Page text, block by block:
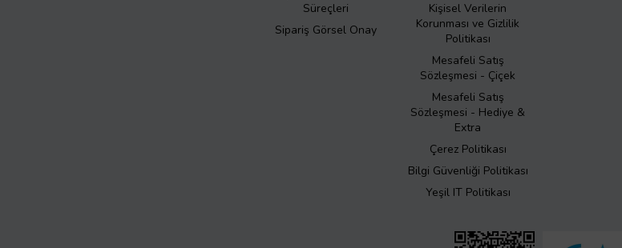
Süreçleri
Sipariş Görsel Onay
Kişisel Verilerin
Korunması ve Gizlilik
Politikası
Mesafeli Satış
Sözleşmesi - Çiçek
Mesafeli Satış
Sözleşmesi - Hediye &
Extra
Çerez Politikası
Bilgi Güvenliği Politikası
Yeşil IT Politikası